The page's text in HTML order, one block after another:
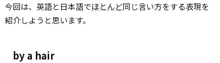
今回は、英語と日本語でほとんど同じ言い方をする表現を
紹介しようと思います。
by a hair